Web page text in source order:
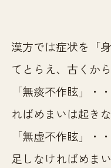
漢方では症状を「
てとらえ、古くから
「無痰不作眩」・
ればめまいは起きな
「無虚不作眩」・
足しなければめま